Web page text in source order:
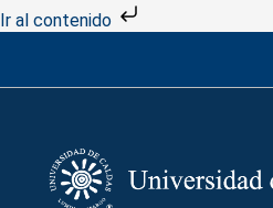
Ir al contenido